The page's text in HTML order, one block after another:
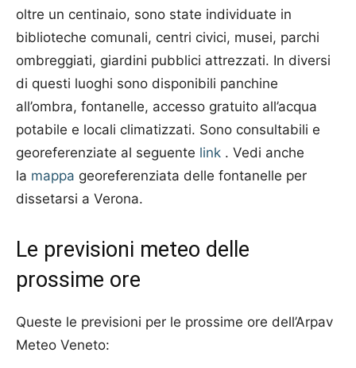
oltre un centinaio, sono state individuate in
biblioteche comunali, centri civici, musei, parchi
ombreggiati, giardini pubblici attrezzati. In diversi
di questi luoghi sono disponibili panchine
all’ombra, fontanelle, accesso gratuito all’acqua
potabile e locali climatizzati. Sono consultabili e
georeferenziate al seguente link . Vedi anche
la mappa georeferenziata delle fontanelle per
dissetarsi a Verona.
Le previsioni meteo delle
prossime ore
Queste le previsioni per le prossime ore dell’Arpav
Meteo Veneto: